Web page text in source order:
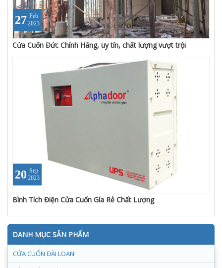
DANH MỤC SẢN PHẨM
CỬA CUỐN ĐÀI LOAN
27 Feb
2023
Cửa Cuốn Đức Chính Hãng, uy tín, chất lượng vượt trội
20 Sep
2023
Bình Tích Điện Cửa Cuốn Gía Rẻ Chất Lượng